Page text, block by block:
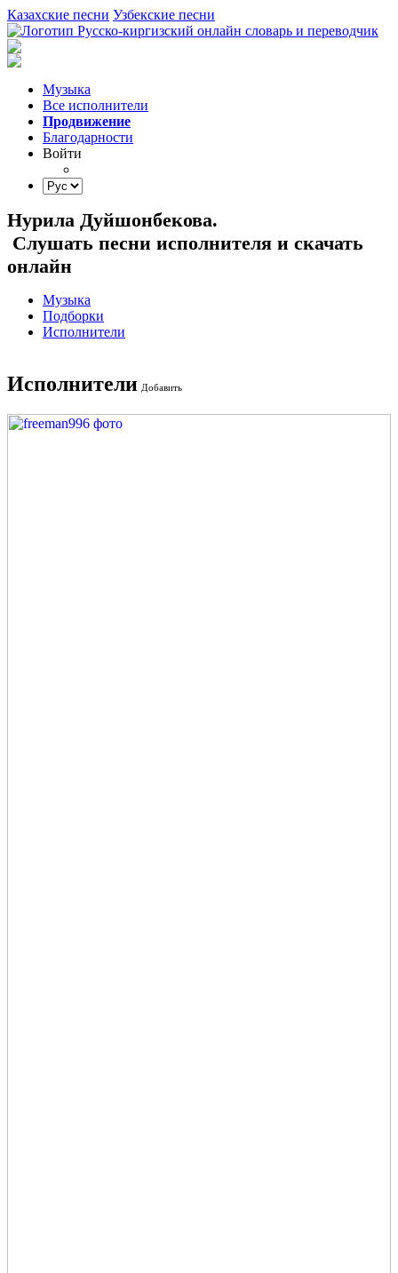
Казахские песни Узбекские песни
Музыка
Все исполнители
Продвижение
Благодарности
Войти
Нурила Дуйшонбекова.
Слушать песни исполнителя и скачать
онлайн
Музыка
Подборки
Исполнители
Исполнители Добавить